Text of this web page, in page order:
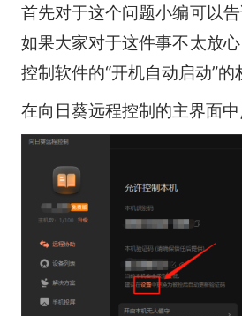
首先对于这个问题小编可以
如果大家对于这件事不太放
控制软件的“开机自动启动”的
在向日葵远程控制的主界面中